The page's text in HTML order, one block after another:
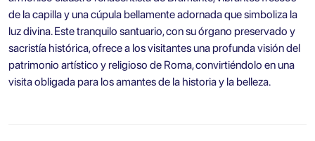
de la capilla y una cúpula bellamente adornada que simboliza la
luz divina. Este tranquilo santuario, con su órgano preservado y
sacristía histórica, ofrece a los visitantes una profunda visión del
patrimonio artístico y religioso de Roma, convirtiéndolo en una
visita obligada para los amantes de la historia y la belleza.